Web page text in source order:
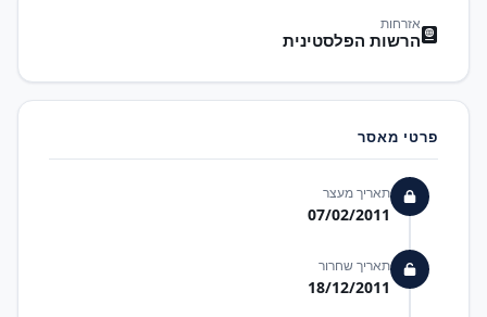
אזרחות
הרשות הפלסטינית
פרטי מאסר
תאריך מעצר
07/02/2011
תאריך שחרור
18/12/2011